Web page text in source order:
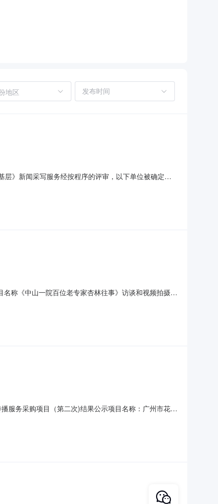
地区
》新闻采写服务经按程序的评审，以下单位被确定为
元|注释1.本公告期限自2025年07月30日至2025年
称《中山一院百位老专家杏林往事》访谈和视频拍摄制
内容成交金额《中山一院百位老专家杏林往事》访谈和
服务采购项目（第二次)结果公示项目名称：广州市花都
，并以邮件或纸质等书面形式提出。五、联系方式联